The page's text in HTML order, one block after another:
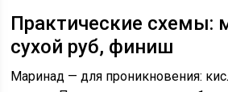
Практические схемы:
сухой руб, финиш
Маринад — для проникновения: